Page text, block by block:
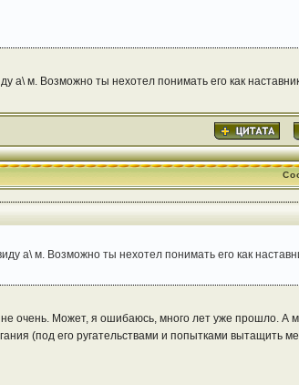
м. Возможно ты нехотел понимать его как
а\ м. Возможно ты нехотел понимать его как
очень. Может, я ошибаюсь, много лет уже прошло. А
(под его ругательствами и попытками вытащить